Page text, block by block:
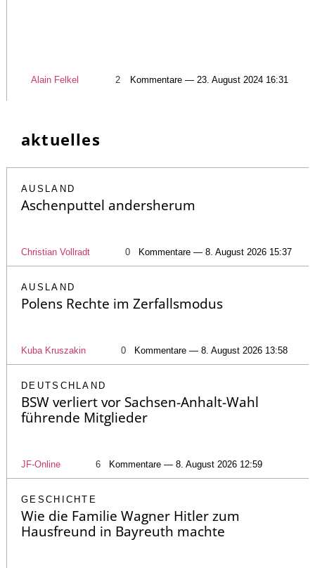
Alain Felkel 2 Kommentare — 23. August 2024 16:31
aktuelles
AUSLAND
Aschenputtel andersherum
Christian Vollradt 0 Kommentare — 8. August 2026 15:37
AUSLAND
Polens Rechte im Zerfallsmodus
Kuba Kruszakin 0 Kommentare — 8. August 2026 13:58
DEUTSCHLAND
BSW verliert vor Sachsen-Anhalt-Wahl
führende Mitglieder
JF-Online 6 Kommentare — 8. August 2026 12:59
GESCHICHTE
Wie die Familie Wagner Hitler zum
Hausfreund in Bayreuth machte